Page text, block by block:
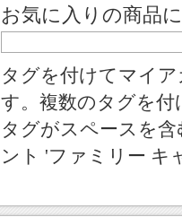
お気に入りの商品
タグを付けてマイ
す。複数のタグを
タグがスペースを
ント 'ファミリー キ